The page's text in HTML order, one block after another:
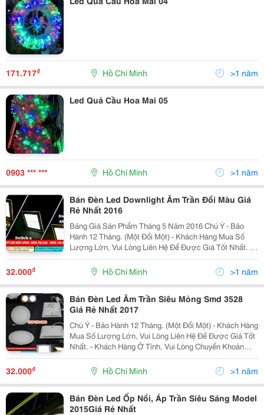
171.717₫ Hồ Chí Minh >1 năm
Led Quả Cầu Hoa Mai 05
0903 *** *** Hồ Chí Minh >1 năm
Bán Đèn Led Downlight Âm Trần Đổi Màu Giá
Rẻ Nhất 2016
Bảng Giá Sản Phẩm Tháng 5 Năm 2016 Chú Ý - Bảo
Hành 12 Tháng. (Một Đổi Một) - Khách Hàng Mua Số
Lượng Lớn, Vui Lòng Liên Hệ Để Được Giá Tốt Nhất. -
Khách Hàng Ở Tỉnh, Vui Lòng Chuyển Khoản Trước Và
Cung Cấp Nhà Xe Để Giao H
32.000₫ Hồ Chí Minh >1 năm
Bán Đèn Led Âm Trần Siêu Mỏng Smd 3528
Giá Rẻ Nhất 2017
Chú Ý - Bảo Hành 12 Tháng. (Một Đổi Một) - Khách Hàng
Mua Số Lượng Lớn, Vui Lòng Liên Hệ Để Được Giá Tốt
Nhất. - Khách Hàng Ở Tỉnh, Vui Lòng Chuyển Khoản
Trước Và Cung Cấp Nhà Xe Để Giao Hàng. Không Bao
Cước Vận Chuyển. Liên H
32.000₫ Hồ Chí Minh >1 năm
Bán Đèn Led Ốp Nổi, Áp Trần Siêu Sáng Model
2015Giá Rẻ Nhất